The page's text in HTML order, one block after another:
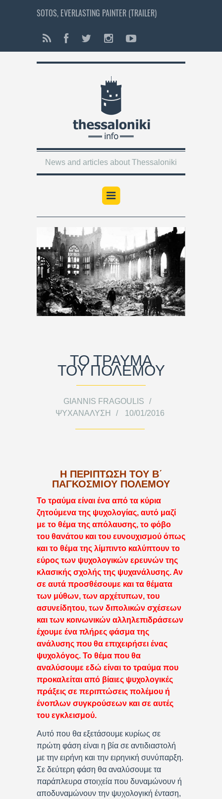
SOTOS, EVERLASTING PAINTER (TRAILER)
News and articles about Thessaloniki
ΤΟ ΤΡΑΥΜΑ
ΤΟΥ ΠΟΛΕΜΟΥ
GIANNIS FRAGOULIS
ΨΥΧΑΝΆΛΥΣΗ
10/01/2016
Η ΠΕΡΙΠΤΩΣΗ ΤΟΥ Β΄
ΠΑΓΚΟΣΜΙΟΥ ΠΟΛΕΜΟΥ
Το τραύμα είναι ένα από τα κύρια
ζητούμενα της ψυχολογίας, αυτό μαζί
με το θέμα της απόλαυσης, το φόβο
του θανάτου και του ευνουχισμού όπως
και το θέμα της λίμπιντο καλύπτουν το
εύρος των ψυχολογικών ερευνών της
κλασικής σχολής της ψυχανάλυσης. Αν
σε αυτά προσθέσουμε και τα θέματα
των μύθων, των αρχέτυπων, του
ασυνείδητου, των διπολικών σχέσεων
και των κοινωνικών αλληλεπιδράσεων
έχουμε ένα πλήρες φάσμα της
ανάλυσης που θα επιχειρήσει ένας
ψυχολόγος. Το θέμα που θα
αναλύσουμε εδώ είναι το τραύμα που
προκαλείται από βίαιες ψυχολογικές
πράξεις σε περιπτώσεις πολέμου ή
ένοπλων συγκρούσεων και σε αυτές
του εγκλεισμού.
Αυτό που θα εξετάσουμε κυρίως σε
πρώτη φάση είναι η βία σε αντιδιαστολή
με την ειρήνη και την ειρηνική συνύπαρξη.
Σε δεύτερη φάση θα αναλύσουμε τα
παράπλευρα στοιχεία που δυναμώνουν ή
αποδυναμώνουν την ψυχολογική ένταση,